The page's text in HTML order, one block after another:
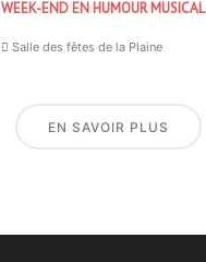
WEEK-END EN HUMOUR MUSICAL
Salle des fêtes de la Plaine
EN SAVOIR PLUS